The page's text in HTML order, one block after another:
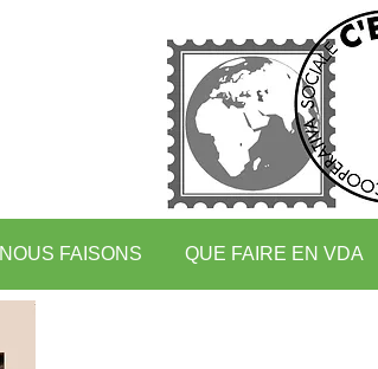
NOUS FAISONS QUE FAIRE EN VDA